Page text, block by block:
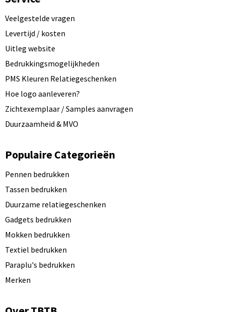
Veelgestelde vragen
Levertijd / kosten
Uitleg website
Bedrukkingsmogelijkheden
PMS Kleuren Relatiegeschenken
Hoe logo aanleveren?
Zichtexemplaar / Samples aanvragen
Duurzaamheid & MVO
Populaire Categorieën
Pennen bedrukken
Tassen bedrukken
Duurzame relatiegeschenken
Gadgets bedrukken
Mokken bedrukken
Textiel bedrukken
Paraplu's bedrukken
Merken